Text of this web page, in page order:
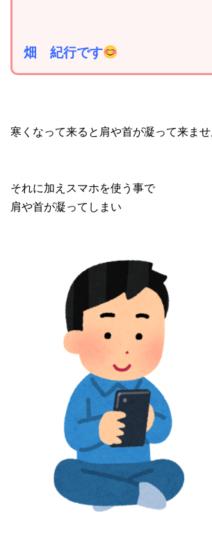
畑 紀行です
寒くなって来ると肩や首が凝って来ませ
それに加えスマホを使う事で
肩や首が凝ってしまい